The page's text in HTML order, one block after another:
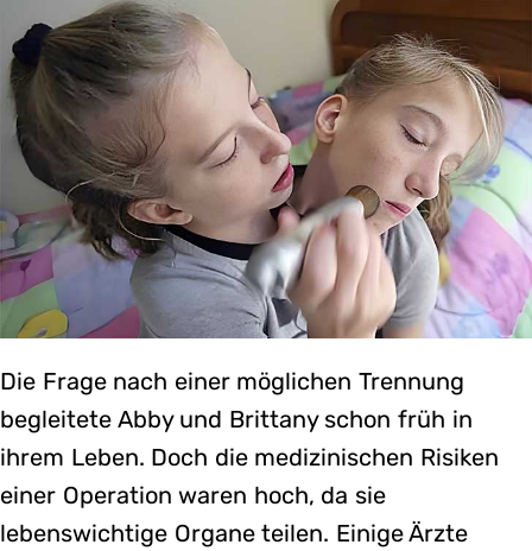
Die Frage nach einer möglichen Trennung
begleitete Abby und Brittany schon früh in
ihrem Leben. Doch die medizinischen Risiken
einer Operation waren hoch, da sie
lebenswichtige Organe teilen. Einige Ärzte